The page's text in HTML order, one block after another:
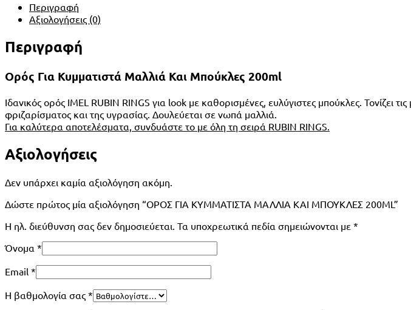
Περιγραφή
Αξιολογήσεις (0)
Περιγραφή
Ορός Για Κυμματιστά Μαλλιά Και Μπούκλες 200ml
Ιδανικός ορός IMEL RUBIN RINGS για look με καθορισμένες, ευλύγιστες μπούκλες. Τονίζει
φριζαρίσματος και της υγρασίας. Δουλεύεται σε νωπά μαλλιά.
Για καλύτερα αποτελέσματα, συνδυάστε το με όλη τη σειρά RUBIN RINGS.
Αξιολογήσεις
Δεν υπάρχει καμία αξιολόγηση ακόμη.
Δώστε πρώτος μία αξιολόγηση “ΟΡΟΣ ΓΙΑ ΚΥΜΜΑΤΙΣΤΑ ΜΑΛΛΙΑ ΚΑΙ ΜΠΟΥΚΛΕΣ 200ML”
Η ηλ. διεύθυνση σας δεν δημοσιεύεται. Τα υποχρεωτικά πεδία σημειώνονται με *
Όνομα *
Email *
Η βαθμολογία σας *